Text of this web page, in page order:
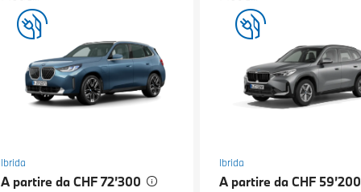
Ibrida
A partire da CHF 72’300
Ibrida
A partire da CHF 59’200